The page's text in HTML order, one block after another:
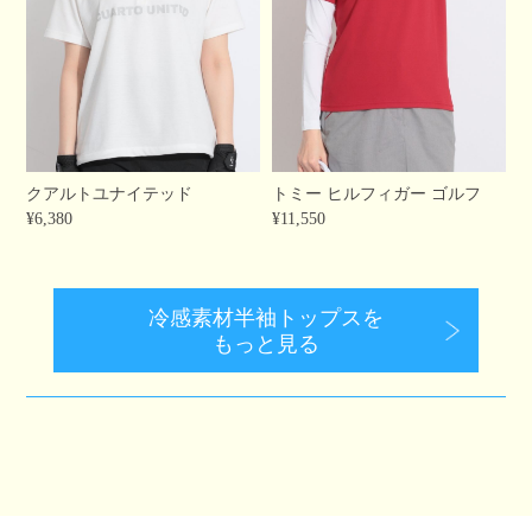
クアルトユナイテッド
¥6,380
トミー ヒルフィガー ゴルフ
¥11,550
冷感素材半袖トップスを
もっと見る